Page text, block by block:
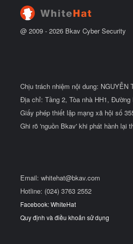
@ 2009 - 2026 Bkav Cyber Security
Chịu trách nhiệm nội dung: NGUYỄN
Địa chỉ: Tầng 2, Tòa nhà HH1,
Giấy phép thiết lập mạng xã hội số
Ghi rõ 'nguồn Bkav' khi phát hành lại
Email: whitehat@bkav.com
Hotline: (024) 3763 2552
Facebook: WhiteHat
Quy định và điều khoản sử dụng